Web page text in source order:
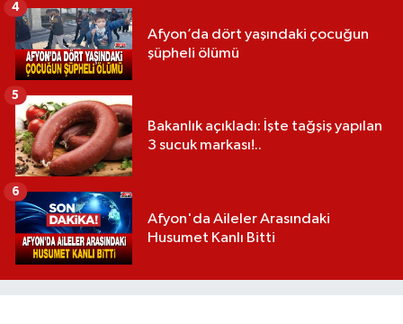
Afyon’da dört yaşındaki çocuğun
şüpheli ölümü
4
Bakanlık açıkladı: İşte tağşiş yapılan
3 sucuk markası!..
5
Afyon'da Aileler Arasındaki
Husumet Kanlı Bitti
6